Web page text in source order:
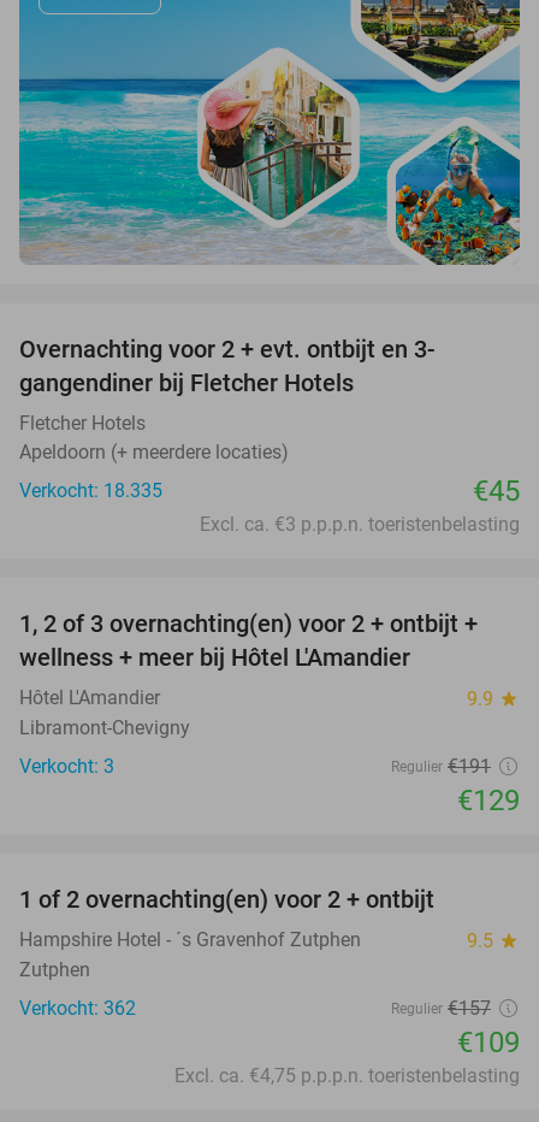
Overnachting voor 2 + evt. ontbijt en 3-
gangendiner bij Fletcher Hotels
Fletcher Hotels
Apeldoorn (+ meerdere locaties)
Verkocht: 18.335
€45
Excl. ca. €3 p.p.p.n. toeristenbelasting
32%
TODAY
1, 2 of 3 overnachting(en) voor 2 + ontbijt +
wellness + meer bij Hôtel L'Amandier
Hôtel L'Amandier 9.9 star
Libramont-Chevigny
Verkocht: 3
Regulier €191
€129
1 of 2 overnachting(en) voor 2 + ontbijt
Hampshire Hotel - ´s Gravenhof Zutphen 9.5 star
Zutphen
Verkocht: 362
Regulier €157
€109
Excl. ca. €4,75 p.p.p.n. toeristenbelasting